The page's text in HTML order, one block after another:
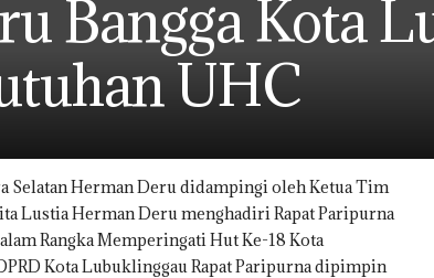
Bangga Kota
UHC
Selatan Herman Deru didampingi oleh Ketua Tim
Lustia Herman Deru menghadiri Rapat Paripurna
Rangka Memperingati Hut Ke-18 Kota
Kota Lubuklinggau Rapat Paripurna dipimpin